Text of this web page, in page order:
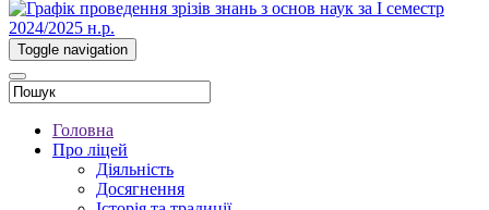
Toggle navigation
Головна
Про ліцей
Діяльність
Досягнення